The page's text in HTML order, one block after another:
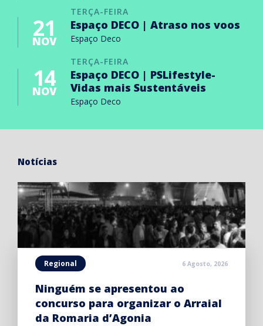
TERÇA-FEIRA
21
NOV
Espaço DECO | Atraso nos voos
Espaço Deco
TERÇA-FEIRA
14
NOV
Espaço DECO | PSLifestyle-
Vidas mais Sustentáveis
Espaço Deco
Notícias
Regional 6 Agosto, 2026
Ninguém se apresentou ao
concurso para organizar o Arraial
da Romaria d’Agonia